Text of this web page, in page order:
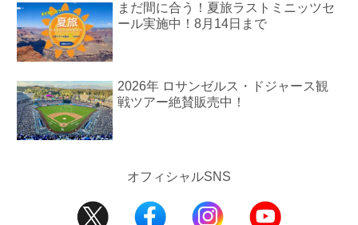
まだ間に合う！夏旅ラストミニッツセ
ール実施中！8月14日まで
2026年 ロサンゼルス・ドジャース観
戦ツアー絶賛販売中！
オフィシャルSNS